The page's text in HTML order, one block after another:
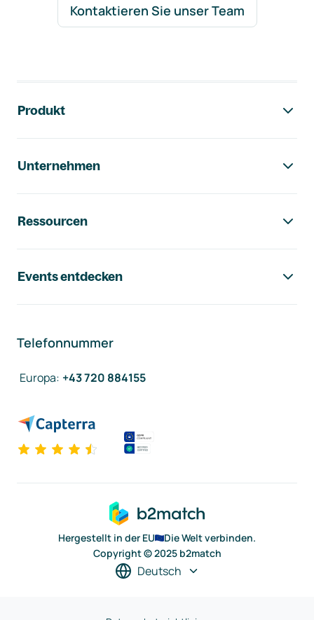
Kontaktieren Sie unser Team
Produkt
Unternehmen
Ressourcen
Events entdecken
Telefonnummer
Europa: +43 720 884155
Hergestellt in der EU
Die Welt verbinden.
Copyright © 2025 b2match
Deutsch